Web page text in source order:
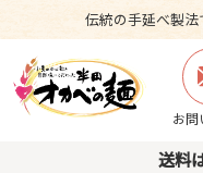
伝統の手延べ製法
お問
送料